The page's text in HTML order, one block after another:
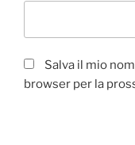
Salva il mio
browser per la